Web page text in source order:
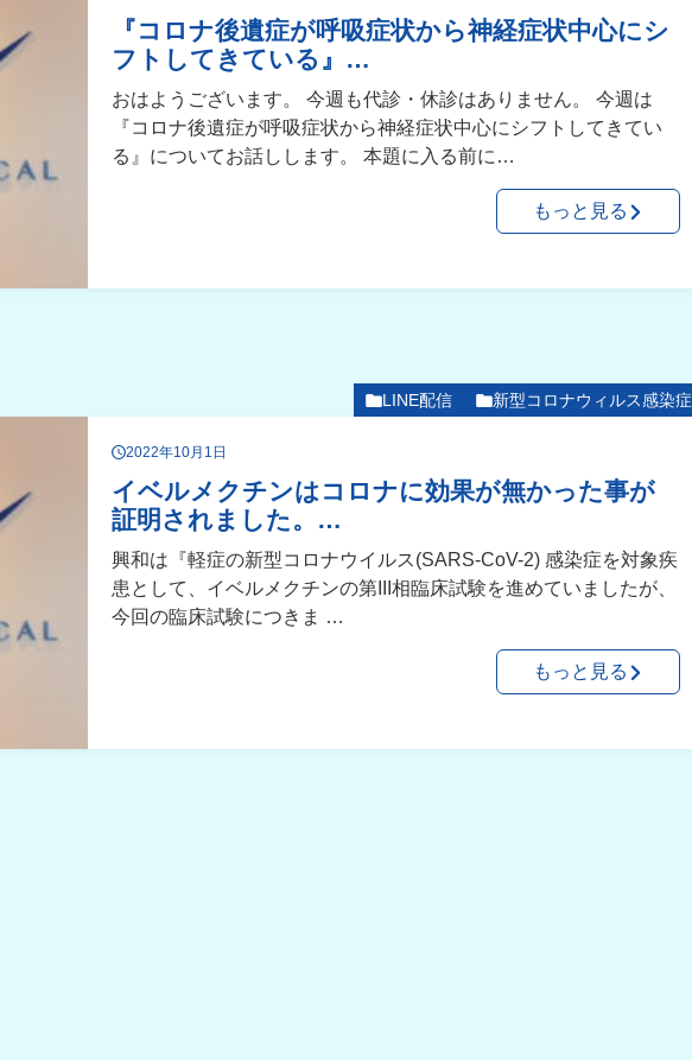
『コロナ後遺症が呼吸症状から神経症状中心にシ
フトしてきている』…
おはようございます。 今週も代診・休診はありません。 今週は
『コロナ後遺症が呼吸症状から神経症状中心にシフトしてきてい
る』についてお話しします。 本題に入る前に…
もっと見る
LINE配信 新型コロナウィルス感染症
2022年10月1日
イベルメクチンはコロナに効果が無かった事が
証明されました。…
興和は『軽症の新型コロナウイルス(SARS-CoV-2) 感染症を対象疾
患として、イベルメクチンの第III相臨床試験を進めていましたが、
今回の臨床試験につきま …
もっと見る